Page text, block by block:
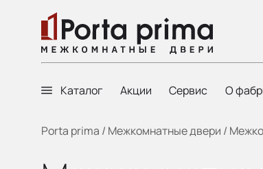
Каталог Акции Сервис О
Porta prima / Межкомнатные двери /